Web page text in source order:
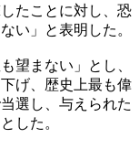
たことに対し、恐
い」と表明した。
望まない」とし、
げ、歴史上最も偉
選し、与えられた
した。